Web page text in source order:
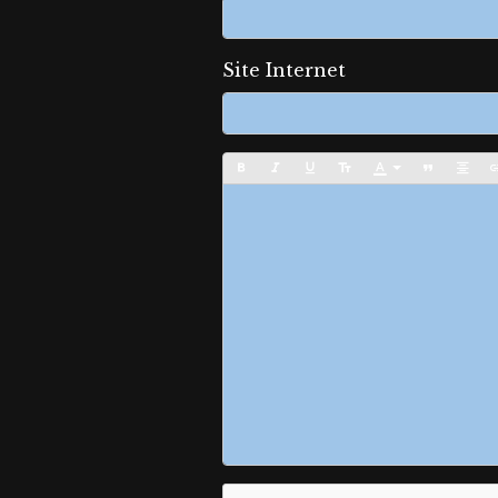
Site Internet